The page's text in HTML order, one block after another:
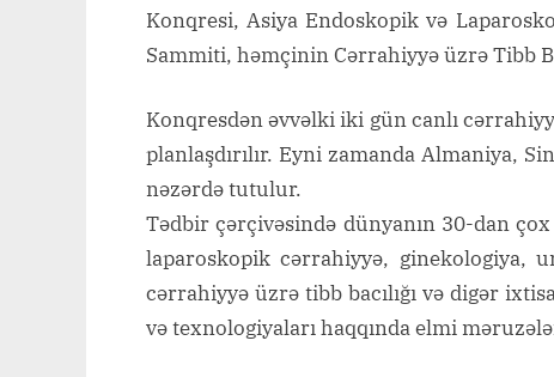
Konqresi, Asiya Endoskopik və
Sammiti, həmçinin Cərrahiyyə üzrə Tibb
Konqresdən əvvəlki iki gün canlı
planlaşdırılır. Eyni zamanda Almaniya,
nəzərdə tutulur.
Tədbir çərçivəsində dünyanın 30-dan
laparoskopik cərrahiyyə, ginekologiya,
cərrahiyyə üzrə tibb bacılığı və digər
və texnologiyaları haqqında elmi